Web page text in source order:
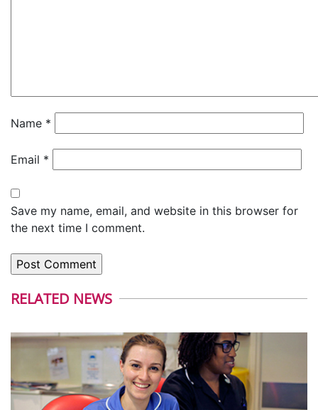
Name *
Email *
Save my name, email, and website in this browser for
the next time I comment.
RELATED NEWS